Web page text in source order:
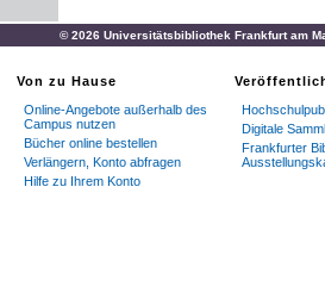
© 2026 Universitätsbibliothek Frankfurt am
Von zu Hause
Online-Angebote außerhalb des
Campus nutzen
Bücher online bestellen
Verlängern, Konto abfragen
Hilfe zu Ihrem Konto
Digitale
Frankfurter